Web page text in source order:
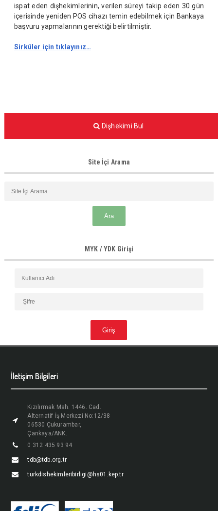
ispat eden dişhekimlerinin, verilen süreyi takip eden 30 gün
içerisinde yeniden POS cihazı temin edebilmek için Bankaya
başvuru yapmalarının gerektiği belirtilmiştir.
Sirküler için tıklayınız…
Dişhekimi Bul
Site İçi Arama
MYK / YDK Girişi
İletişim Bilgileri
Kızılırmak Mah. 1446. Cad.
Alternatif İş Merkezi No:12/38
06530 Çukurambar,
Çankaya/ANK.
0 312 435 93 94
tdb@tdb.org.tr
turkdishekimleribirligi@hs01.kep.tr